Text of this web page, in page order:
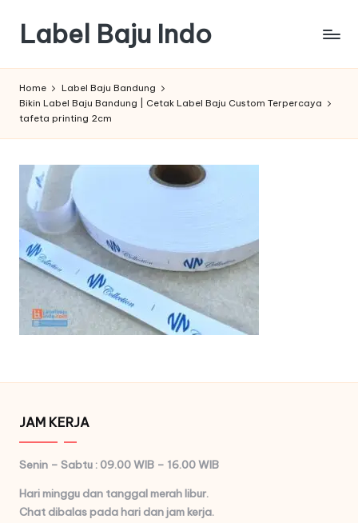
content
Label Baju Indo
Home
Label Baju Bandung
Bikin Label Baju Bandung | Cetak Label Baju Custom Terpercaya
tafeta printing 2cm
JAM KERJA
Senin – Sabtu : 09.00 WIB – 16.00 WIB
Hari minggu dan tanggal merah libur.
Chat dibalas pada hari dan jam kerja.